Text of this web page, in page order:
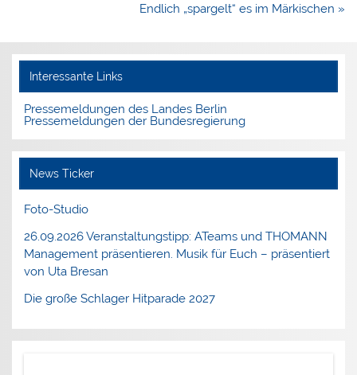
Endlich „spargelt“ es im Märkischen »
Interessante Links
Pressemeldungen des Landes Berlin
Pressemeldungen der Bundesregierung
News Ticker
Foto-Studio
26.09.2026 Veranstaltungstipp: ATeams und THOMANN
Management präsentieren. Musik für Euch – präsentiert
von Uta Bresan
Die große Schlager Hitparade 2027